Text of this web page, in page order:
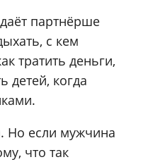
партнёрше
с кем
тратить деньги,
детей, когда
Но если мужчина
что так